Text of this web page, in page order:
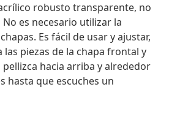
robusto transparente, no
es necesario utilizar la
Es fácil de usar y ajustar,
piezas de la chapa frontal y
hacia arriba y alrededor
hasta que escuches un